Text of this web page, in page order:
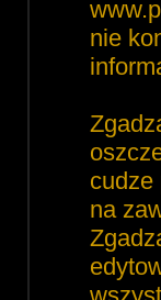
nie
cudze
na